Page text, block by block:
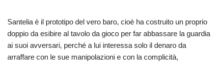
Santelia è il prototipo del vero baro, cioè ha costruito un proprio
doppio da esibire al tavolo da gioco per far abbassare la guardia
ai suoi avversari, perché a lui interessa solo il denaro da
arraffare con le sue manipolazioni e con la complicità,